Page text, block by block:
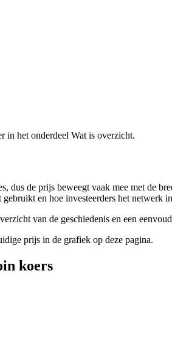
in het onderdeel Wat is overzicht.
dus de prijs beweegt vaak mee met de
en hoe investeerders het netwerk
van de geschiedenis en een
prijs in de grafiek op deze pagina.
koers